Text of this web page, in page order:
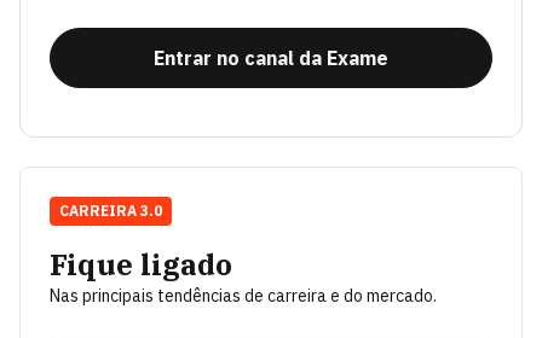
Entrar no canal da Exame
Fique ligado
Nas principais tendências de carreira e do mercado.
CARREIRA 3.0